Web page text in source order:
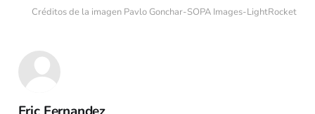
Créditos de la imagen Pavlo Gonchar-SOPA Images-LightRocket